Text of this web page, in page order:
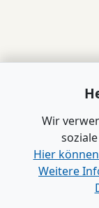
Wir
Hier
Weitere